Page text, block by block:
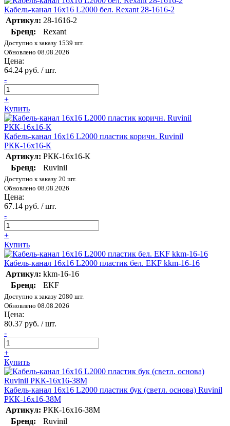
Кабель-канал 16х16 L2000 бел. Rexant 28-1616-2
Артикул: 28-1616-2
Бренд:
Rexant
Доступно к заказу 1539 шт.
Обновлено 08.08.2026
Цена:
64.24 руб. / шт.
-
+
Купить
Кабель-канал 16х16 L2000 пластик коричн. Ruvinil
РКК-16х16-К
Артикул: РКК-16х16-К
Бренд:
Ruvinil
Доступно к заказу 20 шт.
Обновлено 08.08.2026
Цена:
67.14 руб. / шт.
-
+
Купить
Кабель-канал 16х16 L2000 пластик бел. EKF kkm-16-16
Артикул: kkm-16-16
Бренд:
EKF
Доступно к заказу 2080 шт.
Обновлено 08.08.2026
Цена:
80.37 руб. / шт.
-
+
Купить
Кабель-канал 16х16 L2000 пластик бук (светл. основа) Ruvinil
РКК-16х16-38М
Артикул: РКК-16х16-38М
Бренд:
Ruvinil